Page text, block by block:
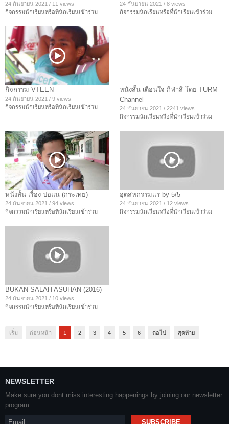
24 กันยายน 2021 / 11 views
กิจกรรมนักเรียนหรือที่นักเรียนเข้าร่วม
24 กันยายน 2021 / 8 views
กิจกรรมนักเรียนหรือที่นักเรียนเข้าร่วม
กิจกรรม VTEEN
24 กันยายน 2021 / 9 views
กิจกรรมนักเรียนหรือที่นักเรียนเข้าร่วม
หนังสั้น เตือนใจ กีฬาสี โดย TURM
Channel
24 กันยายน 2021 / 2241 views
กิจกรรมนักเรียนหรือที่นักเรียนเข้าร่วม
หนังสั้น เรื่อง ปอแน (กระเทย)
24 กันยายน 2021 / 94 views
กิจกรรมนักเรียนหรือที่นักเรียนเข้าร่วม
อุตสหกรรมเเร่ by 5/5
24 กันยายน 2021 / 12 views
กิจกรรมนักเรียนหรือที่นักเรียนเข้าร่วม
BUKAN SALAH ASUHAN (2016)
24 กันยายน 2021 / 10 views
กิจกรรมนักเรียนหรือที่นักเรียนเข้าร่วม
เริ่ม ก่อนหน้า 1 2 3 4 5 6 ต่อไป สุดท้าย
NEWSLETTER
Make sure you dont miss interesting happenings by joining our newsletter
program.